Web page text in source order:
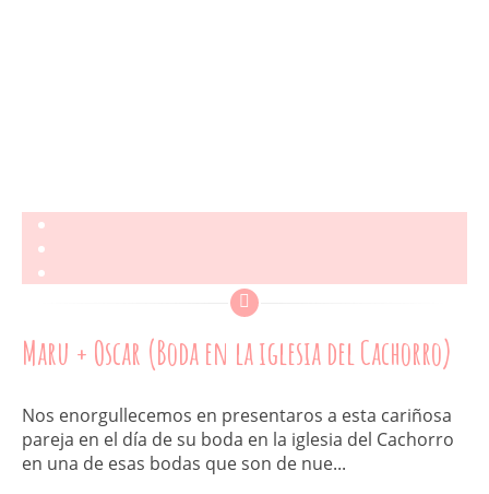
Maru + Oscar (Boda en la iglesia del Cachorro)
Nos enorgullecemos en presentaros a esta cariñosa
pareja en el día de su boda en la iglesia del Cachorro
en una de esas bodas que son de nue...